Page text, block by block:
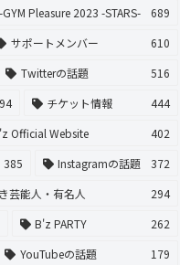
Pleasure 2023 -STARS-
689
サポートメンバー
610
Twitterの話題
516
チケット情報
444
Official Website
402
385 Instagramの話題
372
芸能人・有名人
294
B'z PARTY
262
YouTubeの話題
179